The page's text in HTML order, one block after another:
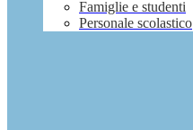
Famiglie e studenti
Personale scolastico